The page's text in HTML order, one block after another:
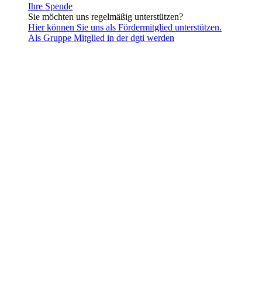
Ihre Spende
Sie möchten uns regelmäßig unterstützen?
Hier können Sie uns als Fördermitglied unterstützen.
Als Gruppe Mitglied in der dgti werden